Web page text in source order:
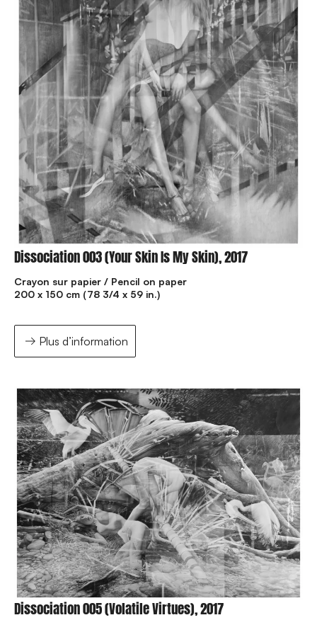
Dissociation 003 (Your Skin Is My Skin), 2017
Crayon sur papier / Pencil on paper
200 x 150 cm (78 3/4 x 59 in.)
Plus d’information
Dissociation 005 (Volatile Virtues), 2017